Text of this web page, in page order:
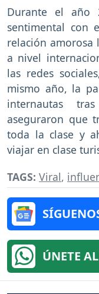
Durante el año
sentimental con
relación
a nivel
las redes
mismo año, la
internautas
aseguraron que
toda la clase y
viajar en clase
TAGS: Viral,
ÚNETE